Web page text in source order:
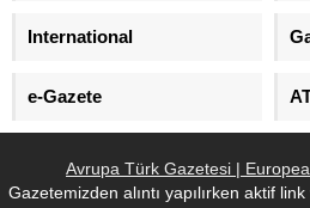
International
e-Gazete
Avrupa Türk Gazetesi |
Gazetemizden alıntı yapılırken aktif